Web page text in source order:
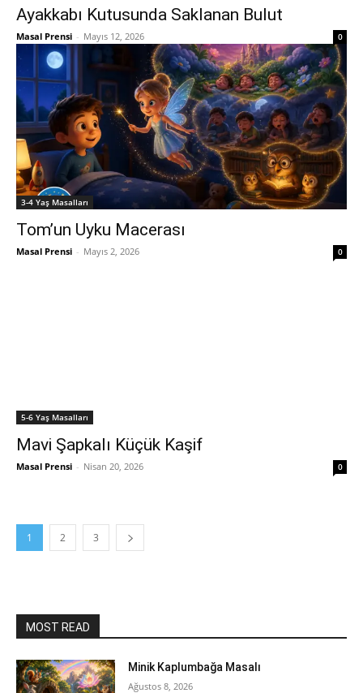
Ayakkabı Kutusunda Saklanan Bulut
Masal Prensi - Mayıs 12, 2026 0
3-4 Yaş Masalları
Tom’un Uyku Macerası
Masal Prensi - Mayıs 2, 2026 0
5-6 Yaş Masalları
Mavi Şapkalı Küçük Kaşif
Masal Prensi - Nisan 20, 2026 0
1 2 3
MOST READ
Minik Kaplumbağa Masalı
Ağustos 8, 2026